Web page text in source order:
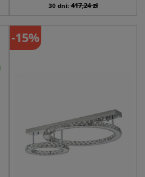
30 dni:417,24 zł
-15%